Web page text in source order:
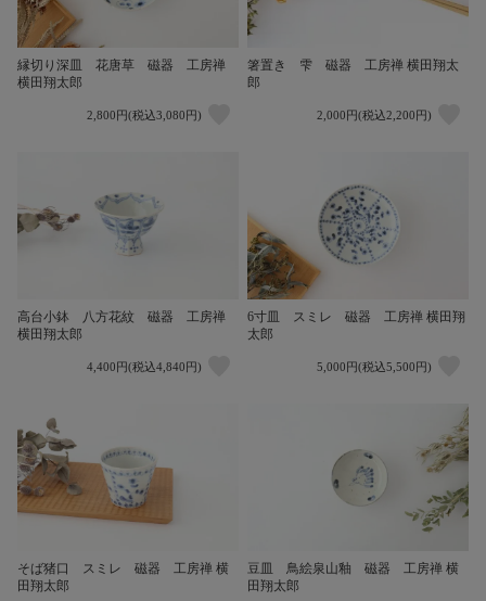
縁切り深皿 花唐草 磁器 工房禅
横田翔太郎
2,800円(税込3,080円)
箸置き 雫 磁器 工房禅 横田翔太
郎
2,000円(税込2,200円)
高台小鉢 八方花紋 磁器 工房禅
横田翔太郎
4,400円(税込4,840円)
6寸皿 スミレ 磁器 工房禅 横田翔
太郎
5,000円(税込5,500円)
そば猪口 スミレ 磁器 工房禅 横
田翔太郎
豆皿 鳥絵泉山釉 磁器 工房禅 横
田翔太郎